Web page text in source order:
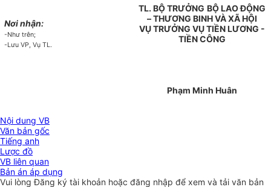
Nơi nhận:
-Như trên;
-Lưu VP, Vụ TL.
TL. BỘ TRƯỞNG BỘ LAO ĐỘNG
– THƯƠNG BINH VÀ XÃ HỘI
VỤ TRƯỞNG VỤ TIỀN LƯƠNG -
TIỀN CÔNG
Phạm Minh Huân
Nội dung VB
Văn bản gốc
Tiếng anh
Lược đồ
VB liên quan
Bản án áp dụng
Vui lòngĐăng ký tài khoản hoặc đăng nhập để xem và tải văn bản